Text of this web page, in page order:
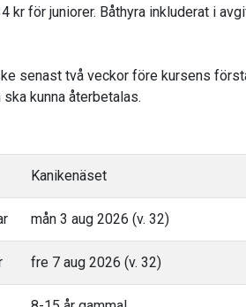
kr för juniorer. Båthyra inkluderat i
senast två veckor före kursens
kunna återbetalas.
Kanikenäset
mån 3 aug 2026 (v. 32)
fre 7 aug 2026 (v. 32)